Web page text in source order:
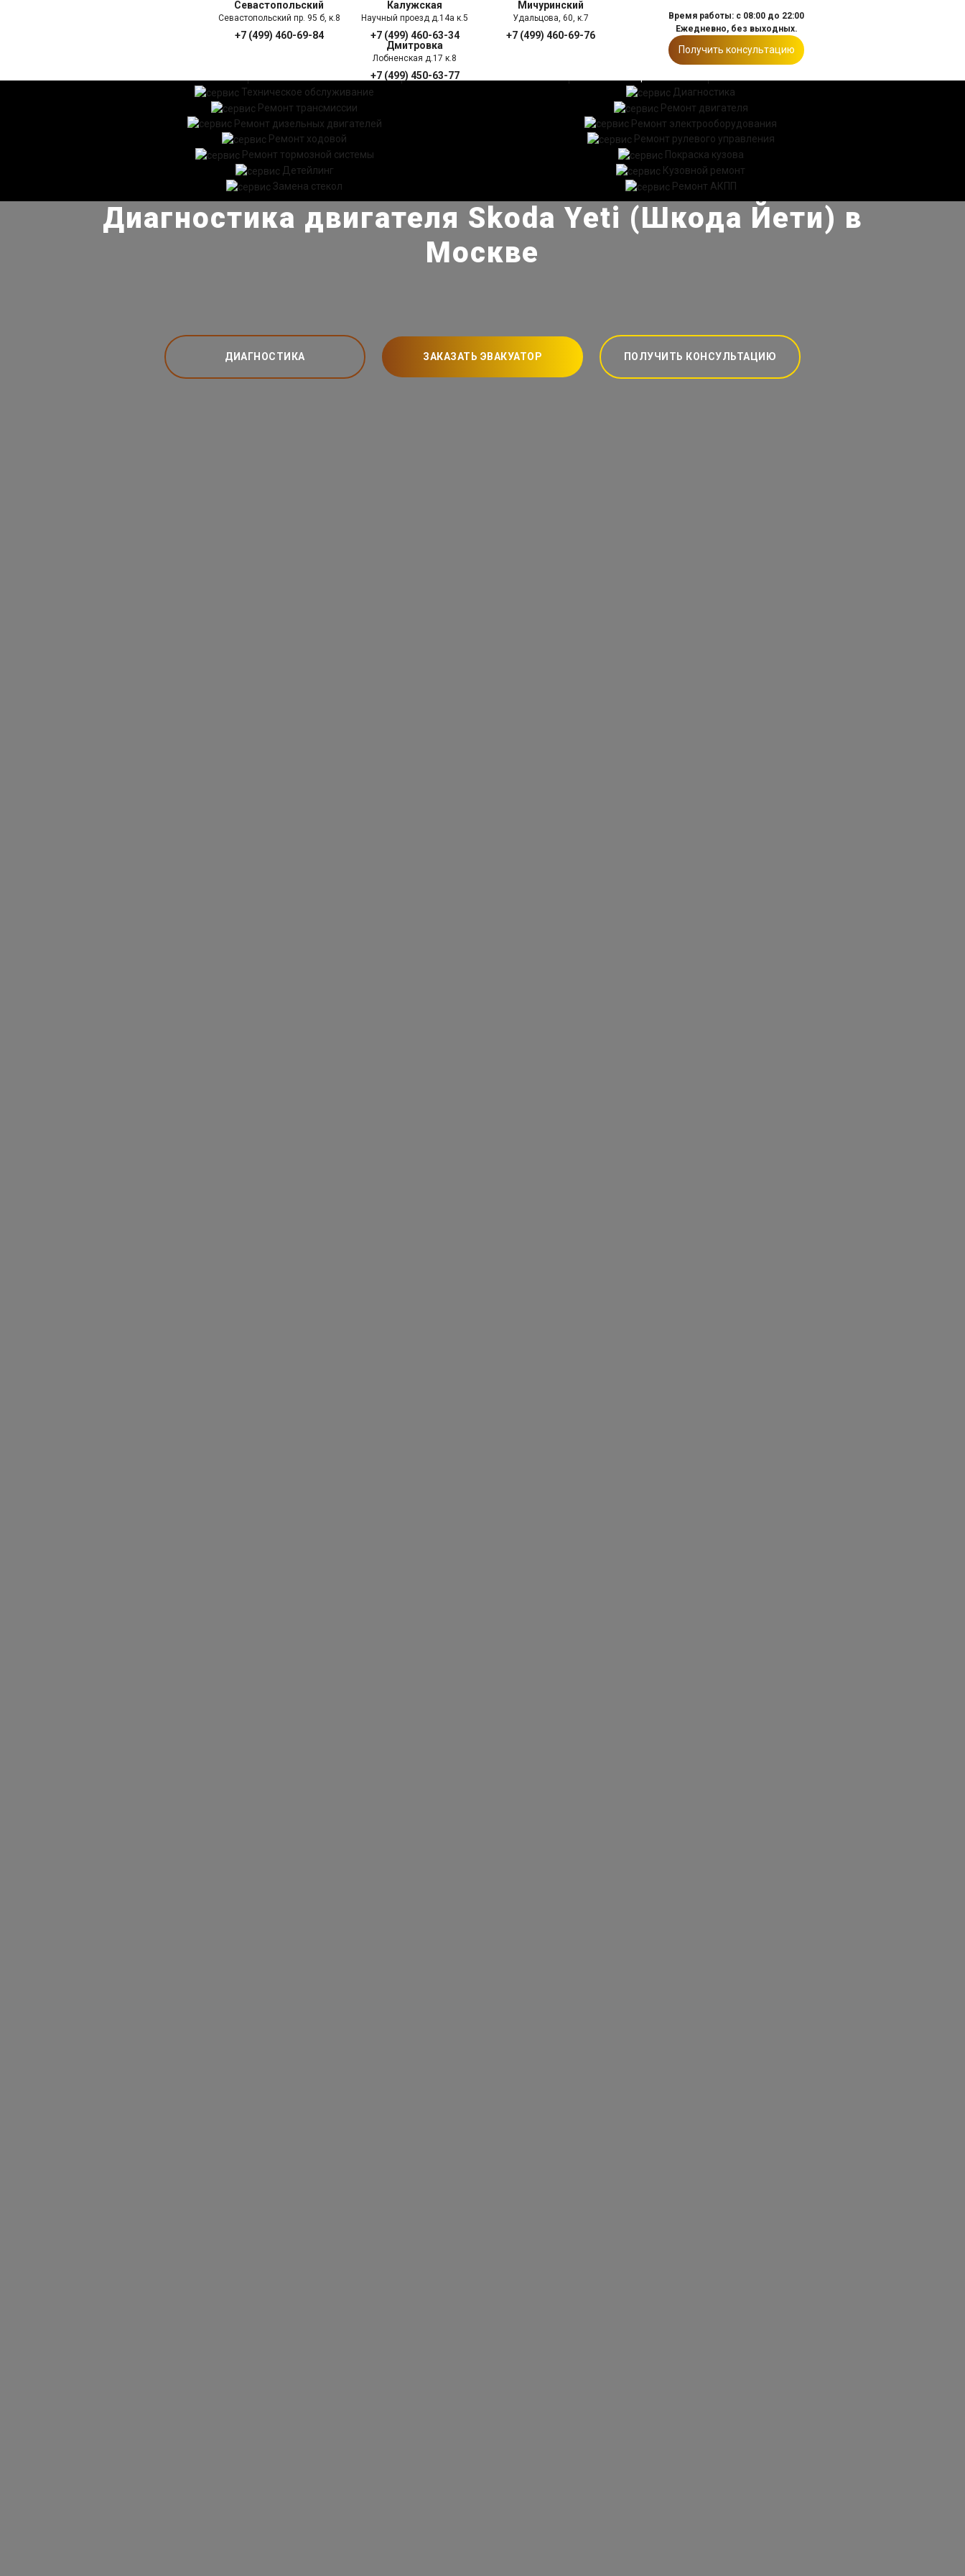
Севастопольский
Севастопольский пр. 95 б, к.8
+7 (499) 460-69-84
Калужская
Научный проезд д.14а к.5
+7 (499) 460-63-34
Мичуринский
Удальцова, 60, к.7
+7 (499) 460-69-76
Дмитровка
Лобненская д.17 к.8
+7 (499) 450-63-77
Время работы: с 08:00 до 22:00
Ежедневно, без выходных.
Получить консультацию
ПРАЙС ЛИСТ
Техническое обслуживание
Диагностика
Ремонт трансмиссии
Ремонт двигателя
Ремонт дизельных двигателей
Ремонт электрооборудования
Ремонт ходовой
Ремонт рулевого управления
Ремонт тормозной системы
Покраска кузова
Детейлинг
Кузовной ремонт
Замена стекол
Ремонт АКПП
Диагностика двигателя Skoda Yeti (Шкода Йети) в
Москве
ДИАГНОСТИКА ЗАКАЗАТЬ ЭВАКУАТОР ПОЛУЧИТЬ КОНСУЛЬТАЦИЮ